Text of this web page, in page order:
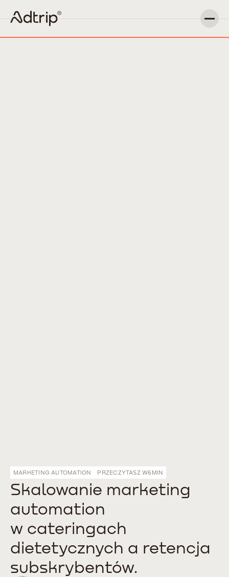
MARKETING AUTOMATION PRZECZYTASZ W6MIN
Skalowanie marketing
automation
w cateringach
dietetycznych a retencja
subskrybentów.